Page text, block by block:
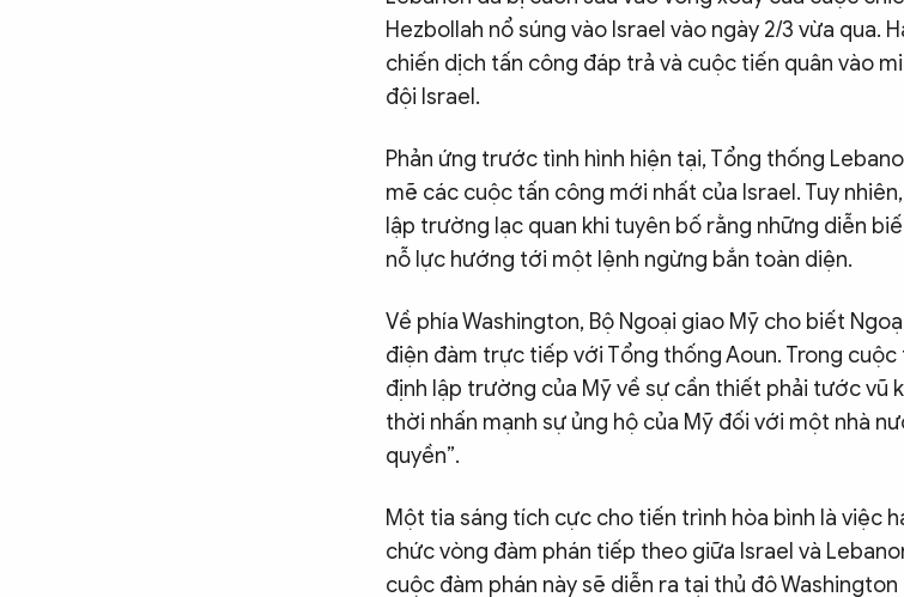
Hezbollah nổ súng vào Israel vào ngày 2/3 vừa qua.
chiến dịch tấn công đáp trả và cuộc tiến quân vào
đội Israel.
Phản ứng trước tình hình hiện tại, Tổng thống
mẽ các cuộc tấn công mới nhất của Israel. Tuy
lập trường lạc quan khi tuyên bố rằng những diễn
nỗ lực hướng tới một lệnh ngừng bắn toàn diện.
Về phía Washington, Bộ Ngoại giao Mỹ cho biết
điện đàm trực tiếp với Tổng thống Aoun. Trong cuộc
định lập trường của Mỹ về sự cần thiết phải tước vũ
thời nhấn mạnh sự ủng hộ của Mỹ đối với một nhà
quyền”.
Một tia sáng tích cực cho tiến trình hòa bình là việc
chức vòng đàm phán tiếp theo giữa Israel và
cuộc đàm phán này sẽ diễn ra tại thủ đô